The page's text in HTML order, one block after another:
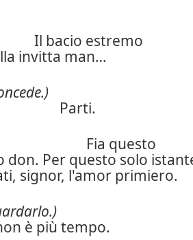
Il bacio estremo
invitta man…
Parti.
Fia questo
don. Per questo solo
signor, l'amor primiero.
è più tempo.